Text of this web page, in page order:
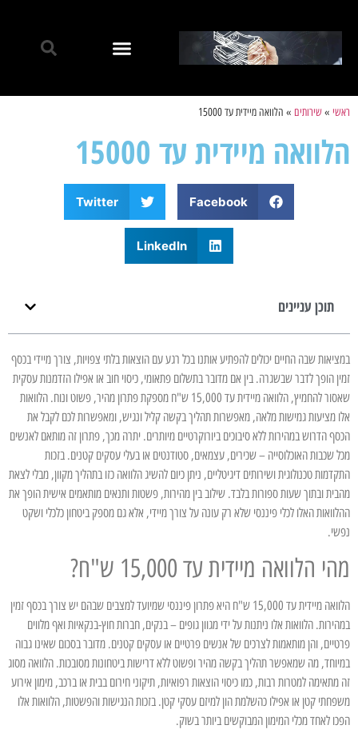
ראשי »שירותים » הלוואה מיידית עד 15000
הלוואה מיידית עד 15000
Facebook
Twitter
LinkedIn
תוכן עניינים
במציאות שבה החיים יכולים להפתיע אותנו בכל רגע עם הוצאות בלתי צפויות, צורך מיידי בכסף
זמין הופך לדבר שבשגרה. בין אם מדובר בתשלום פתאומי, כיסוי חוב או אפילו הזדמנות עסקית
שאסור להחמיץ, הלוואה מיידית עד 15,000 ש"ח מספקת פתרון מהיר, פשוט ונוח. הלוואות
אלו מציעות גמישות מלאה, מאפשרות תהליך בקשה קליל ונגיש, ומאפשרות לכם לקבל את
הכסף הדרוש במהירות ללא סיבוכים ביורוקרטיים מיותרים. יתרה מכך, פתרון זה מותאם לאנשים
מכל שכבות האוכלוסייה – שכירים, עצמאים, סטודנטים או בעלי עסקים קטנים. בזכות
התקדמות טכנולוגית ושירותים דיגיטליים, ניתן כיום להשיג הלוואה כזו בתהליך מקוון, מבלי לצאת
מהבית ובתוך שעות ספורות בלבד. שילוב בין מהירות, פשטות ותנאים מותאמים אישית הופך את
ההלוואות האלו לכלי פיננסי שלא רק עונה על צורך מיידי, אלא גם מספק ביטחון כלכלי ושקט
נפשי.
מהי הלוואה מיידית עד 15,000 ש"ח?
הלוואה מיידית עד 15,000 ש"ח היא פתרון פיננסי שמיועד למצבים שבהם יש צורך בכסף זמין
במהירות. הלוואות אלו ניתנות על ידי מגוון גופים – בנקים, חברות חוץ-בנקאיות ואף מלווים
פרטיים, והן מותאמות לצרכים של אנשים פרטיים או עסקים קטנים. מדובר בסכום שאינו גבוה
במיוחד, מה שמאפשר תהליך בקשה מהיר ופשוט ללא דרישות ביטחונות מסובכות. הלוואה מסוג
זה מתאימה למטרות רבות, כמו כיסוי הוצאות רפואיות, תיקוני חירום בבית או ברכב, מימון אירוע
משפחתי קטן או אפילו כהשלמת הון למיזם עסקי קטן. בזכות הנגישות והפשטות, הלוואות אלו
הפכו לאחד מכלי המימון המבוקשים ביותר בשוק.